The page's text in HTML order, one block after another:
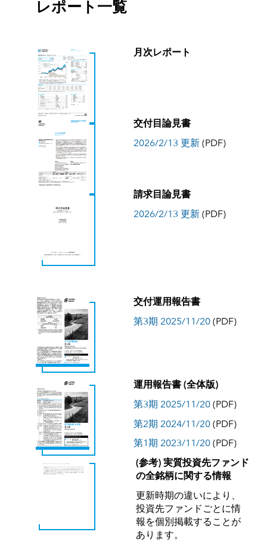
レポート一覧
月次レポート
交付目論見書
2026/2/13 更新 (PDF)
請求目論見書
2026/2/13 更新 (PDF)
交付運用報告書
第3期 2025/11/20 (PDF)
運用報告書 (全体版)
第3期 2025/11/20 (PDF)
第2期 2024/11/20 (PDF)
第1期 2023/11/20 (PDF)
(参考) 実質投資先ファンド
の全銘柄に関する情報
更新時期の違いにより、
投資先ファンドごとに情
報を個別掲載することが
あります。